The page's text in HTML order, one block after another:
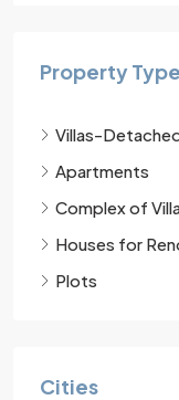
Property Type
Villas-
Apartments
Complex of
Houses for
Plots
Cities